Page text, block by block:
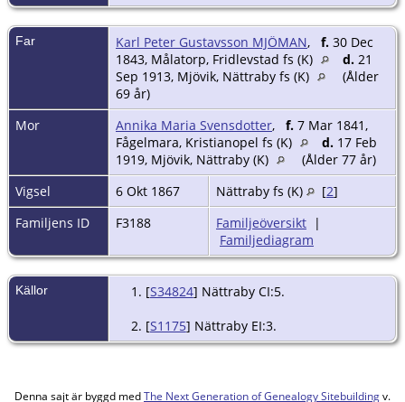
Far Karl Peter Gustavsson MJÖMAN, f. 30 Dec
1843, Målatorp, Fridlevstad fs (K)
d. 21
Sep 1913, Mjövik, Nättraby fs (K)
(Ålder
69 år)
Mor
Annika Maria Svensdotter, f. 7 Mar 1841,
Fågelmara, Kristianopel fs (K)
d. 17 Feb
1919, Mjövik, Nättraby (K)
(Ålder 77 år)
Vigsel
6 Okt 1867 Nättraby fs (K) [2]
Familjens ID
F3188 Familjeöversikt |
Familjediagram
Källor [S34824] Nättraby CI:5.
[S1175] Nättraby EI:3.
Denna sajt är byggd medThe Next Generation of Genealogy Sitebuildingv.